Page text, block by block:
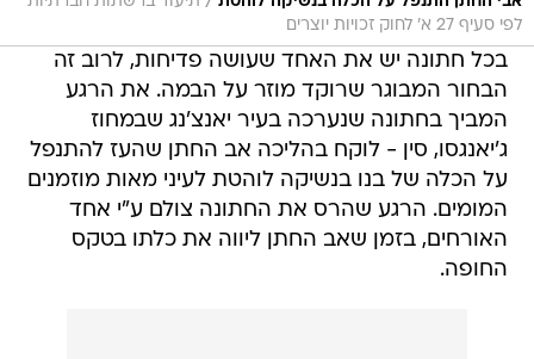
לפי סעיף 27 א' לחוק זכויות יוצרים
בכל חתונה יש את האחד שעושה פדיחות, לרוב זה
הבחור המבוגר שרוקד מוזר על הבמה. את הרגע
המביך בחתונה שנערכה בעיר יאנצ'נג שבמחוז
ג'יאנגסו, סין - לוקח בהליכה אב החתן שהעז להתנפל
על הכלה של בנו בנשיקה לוהטת לעיני מאות מוזמנים
המומים. הרגע שהרס את החתונה צולם ע"י אחד
האורחים, בזמן שאב החתן ליווה את כלתו בטקס
החופה.